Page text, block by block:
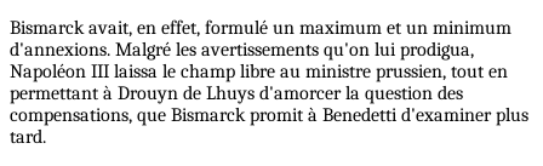
Bismarck avait, en effet, formulé un maximum et un minimum
d'annexions. Malgré les avertissements qu'on lui prodigua,
Napoléon III laissa le champ libre au ministre prussien, tout en
permettant à Drouyn de Lhuys d'amorcer la question des
compensations, que Bismarck promit à Benedetti d'examiner plus
tard.